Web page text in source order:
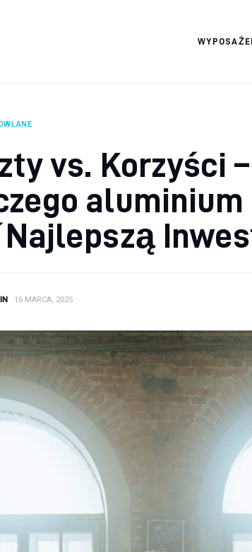
vs. Korzyści –
aluminium
Najlepszą
16 MARCA, 2025